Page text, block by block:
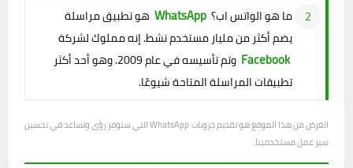
ما هو الواتس اب؟ WhatsApp هو تطبيق مراسلة
يضم أكثر من مليار مستخدم نشط. إنه مملوك لشركة
Facebook
وتم تأسيسه في عام 2009. وهو أحد أكثر
تطبيقات المراسلة المتاحة شيوعًا.
الغرض من هذا الموقع هو تقديم جروبات WhatsApp التي ستوفر رؤى وتساعد في تحسين
سير عمل مستخدمينا.